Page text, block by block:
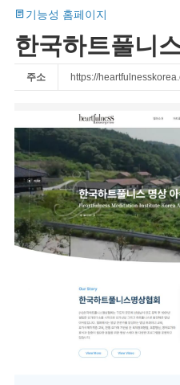
기능성 홈페이지
한국하트풀니
주소 https://